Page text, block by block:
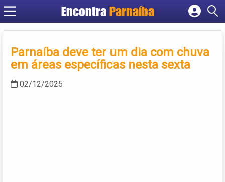
Encontra Parnaíba
Cadastrar empresa
Criar conta
Parnaíba deve ter um dia com chuva
em áreas específicas nesta sexta
02/12/2025